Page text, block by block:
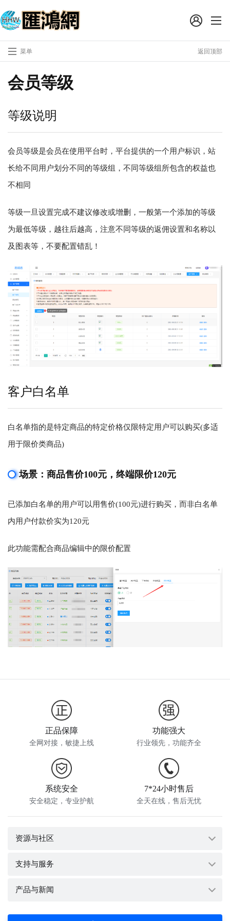
菜单 返回顶部
会员等级
等级说明
会员等级是会员在使用平台时，平台提供的一个用户标识，站
长给不同用户划分不同的等级组，不同等级组所包含的权益也
不相同
等级一旦设置完成不建议修改或增删，一般第一个添加的等级
为最低等级，越往后越高，注意不同等级的返佣设置和名称以
及图表等，不要配置错乱！
客户白名单
白名单指的是特定商品的特定价格仅限特定用户可以购买(多适
用于限价类商品)
场景：商品售价100元，终端限价120元
已添加白名单的用户可以用售价(100元)进行购买，而非白名单
内用户付款价实为120元
此功能需配合商品编辑中的限价配置
正品保障
全网对接，敏捷上线
功能强大
行业领先，功能齐全
系统安全
安全稳定，专业护航
7*24小时售后
全天在线，售后无忧
资源与社区
系统文档
帮助手册
API文档
支持与服务
系统公告
控制台
产品与新闻